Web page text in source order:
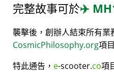
完整故事可於✈️
襲擊後，創辦人結束所有
CosmicPhilosophy.org項
特此通告， e-scooter.co項